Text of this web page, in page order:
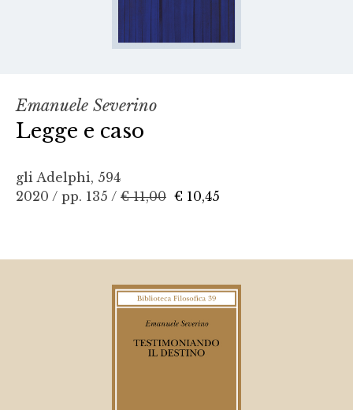
Emanuele Severino
Legge e caso
gli Adelphi, 594
2020 / pp. 135 / € 11,00 € 10,45